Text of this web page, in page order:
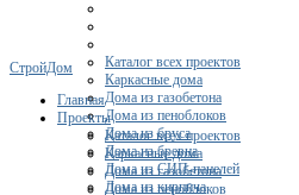
Каталог всех проектов
Каркасные дома
Дома из газобетона
Дома из пеноблоков
Дома из бруса
Дома из бревна
Дома из СИП-панелей
Дома из кирпича
СтройДом
Главная
Проекты
Каталог всех проектов
Каркасные дома
Дома из газобетона
Дома из пеноблоков